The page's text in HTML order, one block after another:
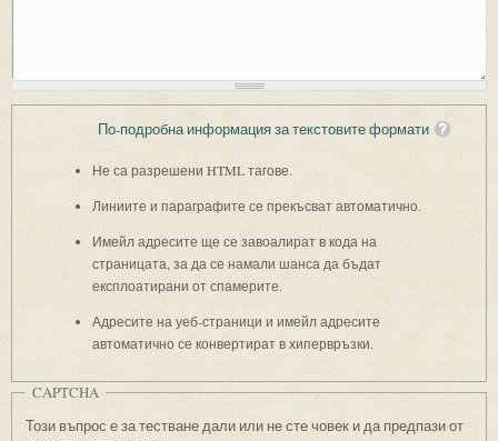
По-подробна информация за текстовите формати
Не са разрешени HTML тагове.
Линиите и параграфите се прекъсват автоматично.
Имейл адресите ще се завоалират в кода на
страницата, за да се намали шанса да бъдат
експлоатирани от спамерите.
Адресите на уеб-страници и имейл адресите
автоматично се конвертират в хипервръзки.
CAPTCHA
Този въпрос е за тестване дали или не сте човек и да предпази от